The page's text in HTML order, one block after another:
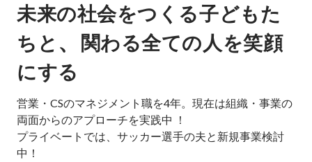
未来の社会をつくる子どもた
ちと 、 関わる全ての人を笑顔
にする
営業・CSのマネジメント職を4年。現在は組織・事業の
両面からのアプローチを実践中 ！
プライベートでは、サッカー選手の夫と新規事業検討
中！